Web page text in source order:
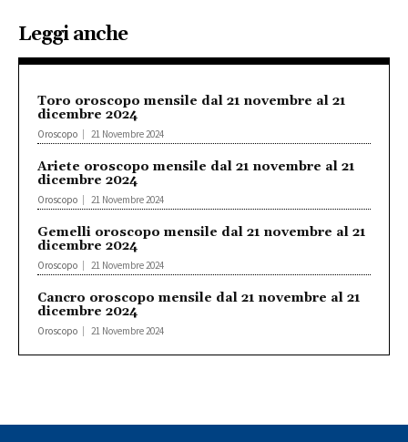
Leggi anche
Toro oroscopo mensile dal 21 novembre al 21
dicembre 2024
Oroscopo 21 Novembre 2024
Ariete oroscopo mensile dal 21 novembre al 21
dicembre 2024
Oroscopo 21 Novembre 2024
Gemelli oroscopo mensile dal 21 novembre al 21
dicembre 2024
Oroscopo 21 Novembre 2024
Cancro oroscopo mensile dal 21 novembre al 21
dicembre 2024
Oroscopo 21 Novembre 2024